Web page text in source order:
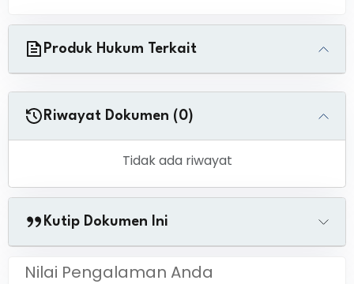
Produk Hukum Terkait
Riwayat Dokumen (0)
Tidak ada riwayat
Kutip Dokumen Ini
Nilai Pengalaman Anda